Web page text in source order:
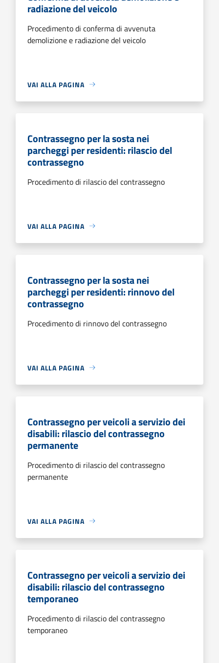
radiazione del veicolo
Procedimento di conferma di avvenuta
demolizione e radiazione del veicolo
VAI ALLA PAGINA
Contrassegno per la sosta nei
parcheggi per residenti: rilascio del
contrassegno
Procedimento di rilascio del contrassegno
VAI ALLA PAGINA
Contrassegno per la sosta nei
parcheggi per residenti: rinnovo del
contrassegno
Procedimento di rinnovo del contrassegno
VAI ALLA PAGINA
Contrassegno per veicoli a servizio dei
disabili: rilascio del contrassegno
permanente
Procedimento di rilascio del contrassegno
permanente
VAI ALLA PAGINA
Contrassegno per veicoli a servizio dei
disabili: rilascio del contrassegno
temporaneo
Procedimento di rilascio del contrassegno
temporaneo